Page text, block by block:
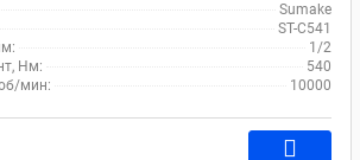
Sumake
ST-C541
1/2
Нм:
540
мин:
10000